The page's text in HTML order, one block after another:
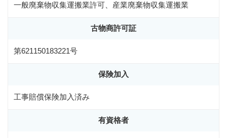
一般廃棄物収集運搬業許可、産業廃棄物収集運搬業
古物商許可証
第621150183221号
保険加入
工事賠償保険加入済み
有資格者